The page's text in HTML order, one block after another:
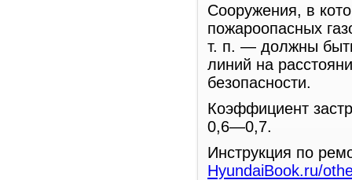
Сооружения, в
пожароопасных
т. п. — должны
линий на
безопасности.
Коэффициент
0,6—0,7.
Инструкция по
HyundaiBook.ru/